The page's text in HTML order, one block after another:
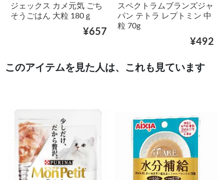
ジェックス カメ元気 ごち
そうごはん 大粒 180ｇ
¥657
スペクトラムブランズジャ
パン テトラ レプトミン 中
粒 70g
¥492
このアイテムを見た人は、これも見ています